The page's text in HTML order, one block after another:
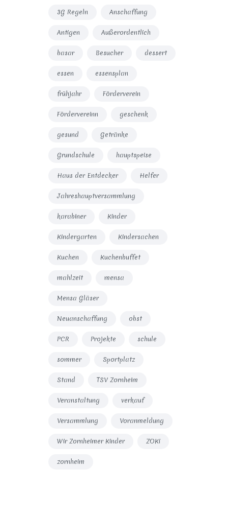
3G Regeln Anschaffung
Antigen Außerordentlich
basar Besucher dessert
essen essensplan
frühjahr Förderverein
Fördervereinn geschenk
gesund Getränke
Grundschule hauptspeise
Haus der Entdecker Helfer
Jahreshauptversammlung
karabiner Kinder
Kindergarten Kindersachen
Kuchen Kuchenbuffet
mahlzeit mensa
Mensa Gläser
Neuanschaffung obst
PCR Projekte schule
sommer Sportplatz
Stand TSV Zornheim
Veranstaltung verkauf
Versammlung Voranmeldung
Wir Zornheimer Kinder ZOKi
zornheim